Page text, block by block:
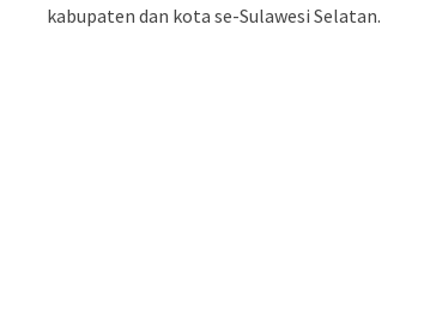
kabupaten dan kota se-Sulawesi Selatan.